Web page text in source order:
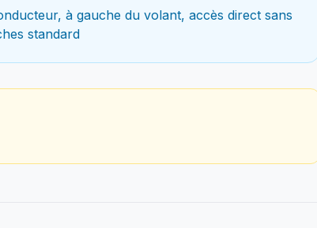
à gauche du volant, accès direct sans
standard